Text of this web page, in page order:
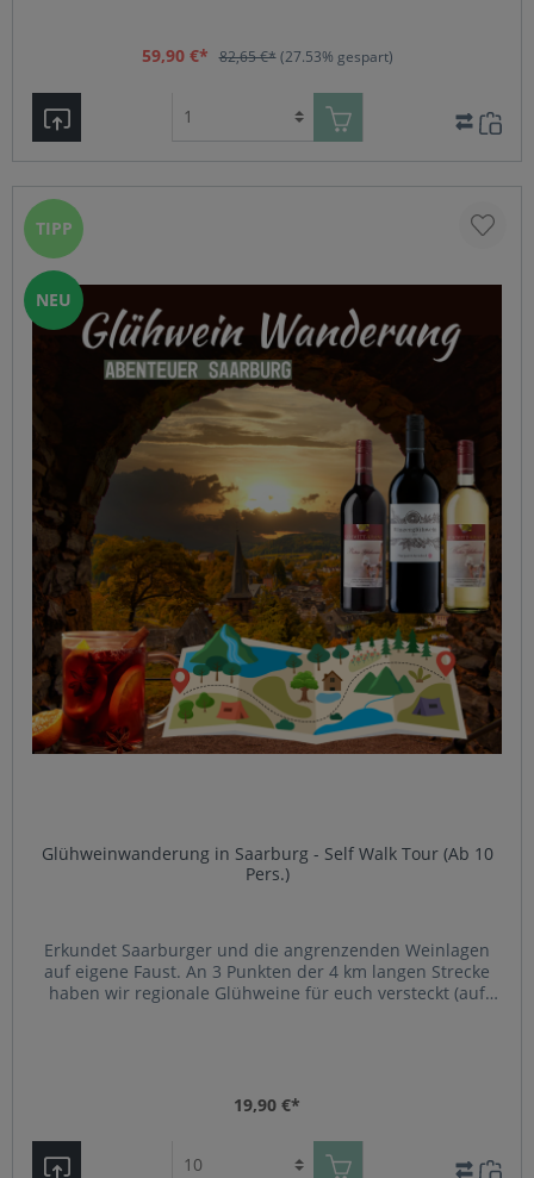
A. von Beck. Angebot zum Aktionspreis nur solange der
Vorrat reicht.Der Autor A. von Beck ist Krimi- und Thriller-
Autor aus Saarburg. Seine Geschichten spielen häufig im
Saartal und verbinden Spannung mit regionalem Flair.
Neben seinen Kriminalromanen veröffentlicht er auch
eine Jugendbuchreihe. Weitere Infos auf seiner
Zilliken ist mehrfach premierte VDP-Winzerin. Ihr Weingut
Forstmeister-Geltz Zilliken wurde 1742 gegründet und
gehört zu den renommiertesten Weingütern an der Saar.
Unter der Leitung von Dorothee Zilliken werden auf 13 ha
Rebfläche ausschließlich Rieslinge nach zeitgemäßen und
qualitätsorientierten Maßstäben kultiviert. Unterstützt
wird Sie von Ihrem Vater und Kellermeister Hanno, Ihrem
Ehemann Philipp, Ihrer Mutter Ruth und mehreren
Mitarbeitern.
59,90 €* 82,65 €* (27.53% gespart)
TIPP
NEU
Glühweinwanderung in Saarburg - Self Walk Tour (Ab 10
Pers.)
Erkundet Saarburger und die angrenzenden Weinlagen
auf eigene Faust. An 3 Punkten der 4 km langen Strecke
haben wir regionale Glühweine für euch versteckt (auf
Faust durch die Weinberge, die historische Altstadt und
Stunden und beinhaltet und 3 Stopps mit leckerem
Winzerglühwein (alternativ auch verschiedenen Sorten
19,90 €*